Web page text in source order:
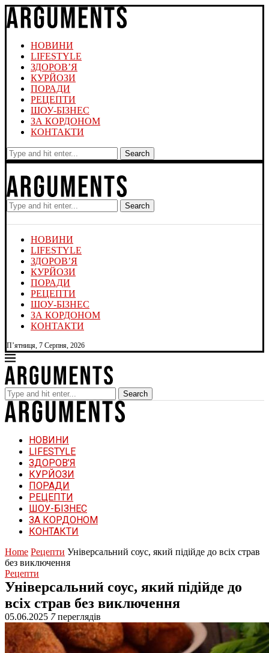
НОВИНИ
LIFESTYLE
ЗДОРОВ’Я
КУРЙОЗИ
ПОРАДИ
РЕЦЕПТИ
ШОУ-БІЗНЕС
ЗА КОРДОНОМ
КОНТАКТИ
Search
Search
НОВИНИ
LIFESTYLE
ЗДОРОВ’Я
КУРЙОЗИ
ПОРАДИ
РЕЦЕПТИ
ШОУ-БІЗНЕС
ЗА КОРДОНОМ
КОНТАКТИ
П’ятниця, 7 Серпня, 2026
Search
НОВИНИ
LIFESTYLE
ЗДОРОВ’Я
КУРЙОЗИ
ПОРАДИ
РЕЦЕПТИ
ШОУ-БІЗНЕС
ЗА КОРДОНОМ
КОНТАКТИ
Home Рецепти Універсальний соус, який підійде до всіх страв
без виключення
Рецепти
Універсальний соус, який підійде до
всіх страв без виключення
05.06.2025 7переглядів